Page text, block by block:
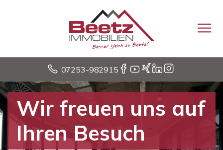
07253-982915
Wir freuen uns auf
Ihren Besuch